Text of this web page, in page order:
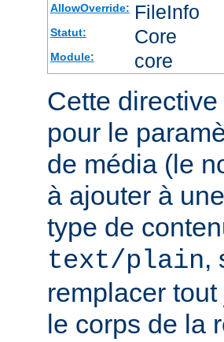
AllowOverride: FileInfo
Statut: Core
Module: core
Cette
pour le
de média (le
à ajouter à
type de
text/plain,
remplacer
le corps de la